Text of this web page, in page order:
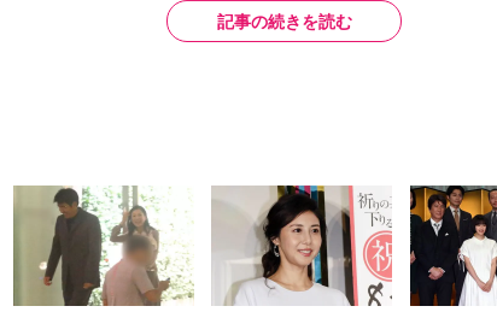
記事の続きを読む